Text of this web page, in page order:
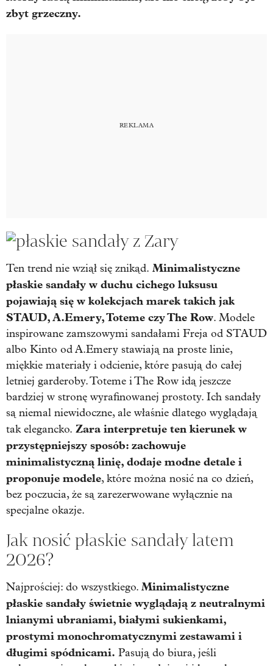
zbyt grzeczny.
Ten trend nie wziął się znikąd. Minimalistyczne
płaskie sandały w duchu cichego luksusu
pojawiają się w kolekcjach marek takich jak
STAUD, A.Emery, Toteme czy The Row. Modele
inspirowane zamszowymi sandałami Freja od STAUD
albo Kinto od A.Emery stawiają na proste linie,
miękkie materiały i odcienie, które pasują do całej
letniej garderoby. Toteme i The Row idą jeszcze
bardziej w stronę wyrafinowanej prostoty. Ich sandały
są niemal niewidoczne, ale właśnie dlatego wyglądają
tak elegancko. Zara interpretuje ten kierunek w
przystępniejszy sposób: zachowuje
minimalistyczną linię, dodaje modne detale i
proponuje modele, które można nosić na co dzień,
bez poczucia, że są zarezerwowane wyłącznie na
specjalne okazje.
Jak nosić płaskie sandały latem
2026?
Najprościej: do wszystkiego. Minimalistyczne
płaskie sandały świetnie wyglądają z neutralnymi
lnianymi ubraniami, białymi sukienkami,
prostymi monochromatycznymi zestawami i
długimi spódnicami. Pasują do biura, jeśli